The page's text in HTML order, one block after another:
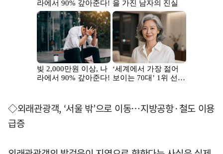
◇외래관광객, ‘서울 밖’으로 이동…지방공항·철도 이용
급증